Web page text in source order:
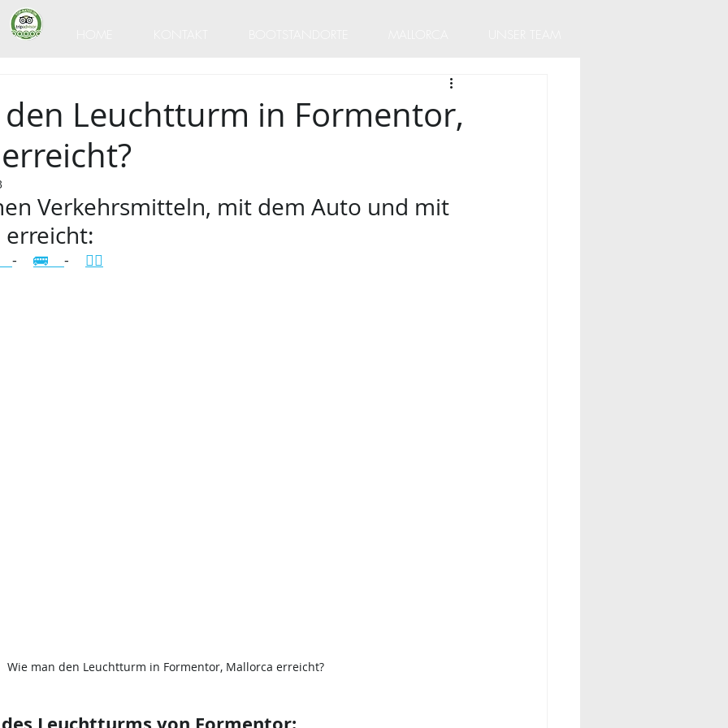
Leuchtturm in Formentor,
Verkehrsmitteln, mit dem Auto und mit
erreicht:
- 🚌 - 🚴‍♀️
Wie man den Leuchtturm in Formentor, Mallorca erreicht?